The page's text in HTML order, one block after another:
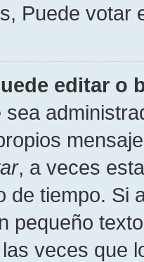
Puede votar
editar o
sea
, a veces
de tiempo. Si
pequeño
veces que